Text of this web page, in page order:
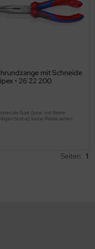
mit Schneide
• 26 22 200
als Gast (bzw. mit Ihrem
Status) keine Preise sehen.
Seiten: 1